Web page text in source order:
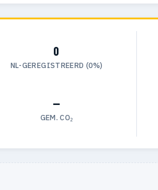
0
NL-GEREGISTREERD (0%)
—
GEM. CO₂